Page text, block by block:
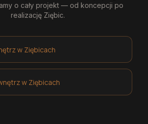
o cały projekt — od koncepcji po
realizację Ziębic.
w Ziębicach
w Ziębicach